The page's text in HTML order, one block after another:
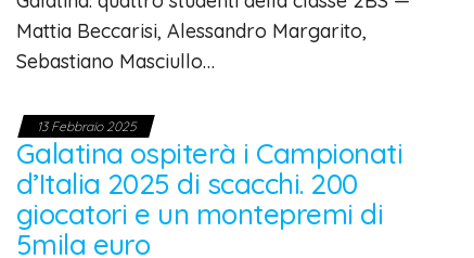
Mattia Beccarisi, Alessandro Margarito,
Sebastiano Masciullo…
13 Febbraio 2025
Galatina ospiterà i Campionati
d’Italia 2025 di scacchi. 200
giocatori e un montepremi di
5mila euro